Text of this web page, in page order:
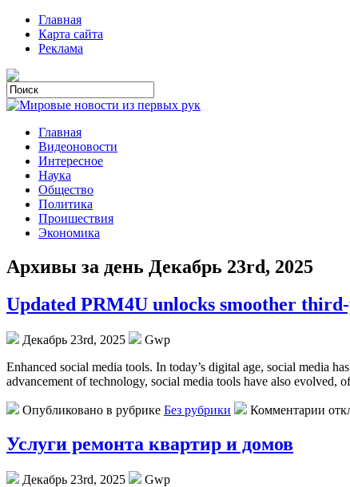
Главная
Карта сайта
Реклама
Главная
Видеоновости
Интересное
Наука
Общество
Политика
Проишествия
Экономика
Архивы за день Декабрь 23rd, 2025
Updated PRM4U unlocks smoother
Декабрь 23rd, 2025
Gwp
Enhanced social media tools. In today’s digital age, social media
advancement of technology, social media tools have also
Опубликовано в рубрике Без рубрики Комментарии
Услуги ремонта квартир и домов
Декабрь 23rd, 2025
Gwp